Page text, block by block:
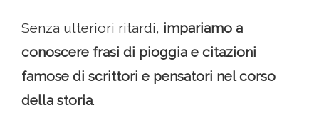
Senza ulteriori ritardi, impariamo a
conoscere frasi di pioggia e citazioni
famose di scrittori e pensatori nel corso
della storia.